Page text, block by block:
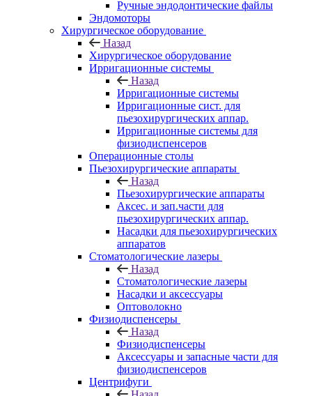
Ручные эндодонтические файлы
Эндомоторы
Хирургическое оборудование
Назад
Хирургическое оборудование
Ирригационные системы
Назад
Ирригационные системы
Ирригационные сист. для
пьезохирургических аппар.
Ирригационные системы для
физиодиспенсеров
Операционные столы
Пьезохирургические аппараты
Назад
Пьезохирургические аппараты
Аксес. и зап.части для
пьезохирургических аппар.
Насадки для пьезохирургических
аппаратов
Стоматологические лазеры
Назад
Стоматологические лазеры
Насадки и аксессуары
Оптоволокно
Физиодиспенсеры
Назад
Физиодиспенсеры
Аксессуары и запасные части для
физиодиспенсеров
Центрифуги